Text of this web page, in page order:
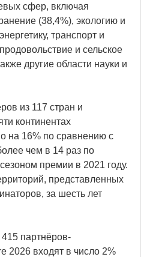
сфер, включая
(38,4%), экологию и
транспорт и
и сельское
другие области науки и
из 117 стран и
континентах
на 16% по сравнению с
чем в 14 раз по
премии в 2021 году.
представленных
за шесть лет
партнёров-
2026 входят в число 2%